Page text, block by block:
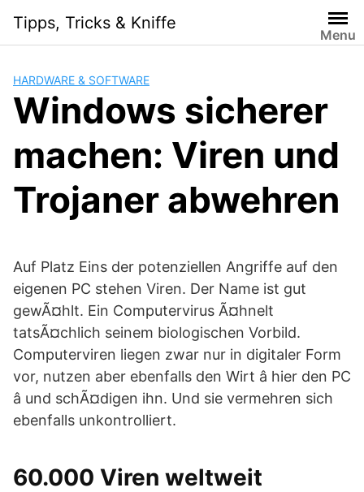
content
Tipps, Tricks & Kniffe
Menu
HARDWARE & SOFTWARE
Windows sicherer
machen: Viren und
Trojaner abwehren
Auf Platz Eins der potenziellen Angriffe auf den
eigenen PC stehen Viren. Der Name ist gut
gewÃ¤hlt. Ein Computervirus Ã¤hnelt
tatsÃ¤chlich seinem biologischen Vorbild.
Computerviren liegen zwar nur in digitaler Form
vor, nutzen aber ebenfalls den Wirt â hier den PC
â und schÃ¤digen ihn. Und sie vermehren sich
ebenfalls unkontrolliert.
60.000 Viren weltweit